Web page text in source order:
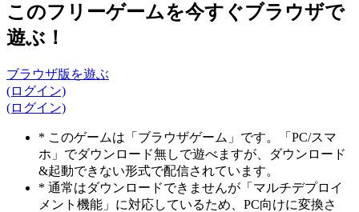
このフリーゲームを今すぐブラウザで
遊ぶ！
ブラウザ版を遊ぶ
(ログイン)
(ログイン)
* このゲームは「ブラウザゲーム」です。「PC/スマ
ホ」でダウンロード無しで遊べますが、ダウンロード
&起動できない形式で配信されています。
* 通常はダウンロードできませんが「マルチデプロイ
メント機能」に対応しているため、PC向けに変換さ